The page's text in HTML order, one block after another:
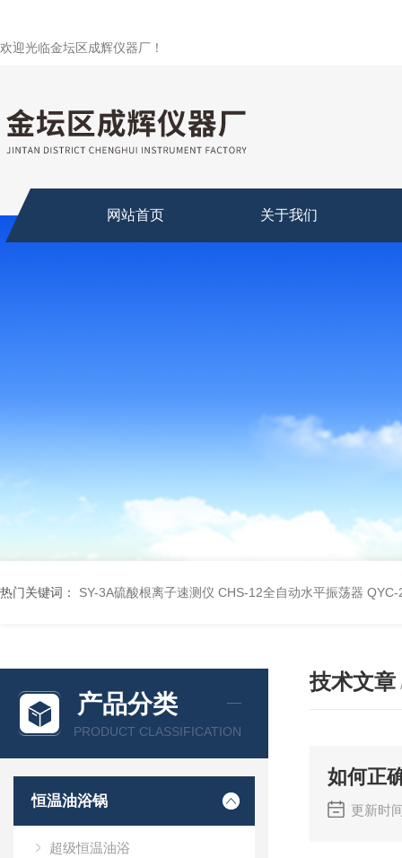
欢迎光临金坛区成辉仪器厂！
网站首页 关于我们
热门关键词： SY-3A硫酸根离子速测仪 CHS-12全自动水平振荡器 QYC-
产品分类
PRODUCT CLASSIFICATION
恒温油浴锅
超级恒温油浴
技术文章
如何正
更新时